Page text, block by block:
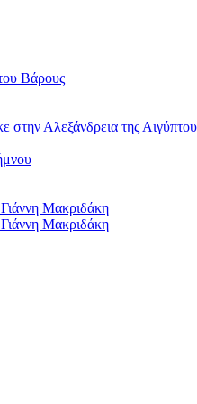
Βάρους
Αλεξάνδρεια της
Μακριδάκη
Μακριδάκη